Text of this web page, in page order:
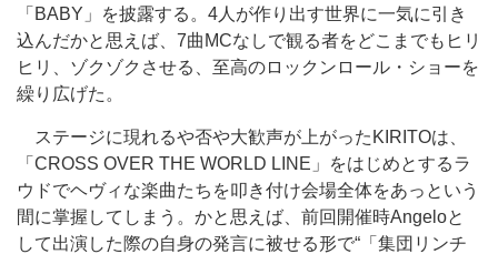
「BABY」を披露する。4人が作り出す世界に一気に引き
込んだかと思えば、7曲MCなしで観る者をどこまでもヒリ
ヒリ、ゾクゾクさせる、至高のロックンロール・ショーを
繰り広げた。
ステージに現れるや否や大歓声が上がったKIRITOは、
「CROSS OVER THE WORLD LINE」をはじめとするラ
ウドでヘヴィな楽曲たちを叩き付け会場全体をあっという
間に掌握してしまう。かと思えば、前回開催時Angeloと
して出演した際の自身の発言に被せる形で“「集団リンチ